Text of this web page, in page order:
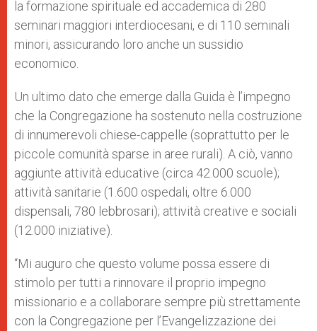
la formazione spirituale ed accademica di 280
seminari maggiori interdiocesani, e di 110 seminali
minori, assicurando loro anche un sussidio
economico.
Un ultimo dato che emerge dalla Guida è l’impegno
che la Congregazione ha sostenuto nella costruzione
di innumerevoli chiese-cappelle (soprattutto per le
piccole comunità sparse in aree rurali). A ciò, vanno
aggiunte attività educative (circa 42.000 scuole);
attività sanitarie (1.600 ospedali, oltre 6.000
dispensali, 780 lebbrosari); attività creative e sociali
(12.000 iniziative).
“Mi auguro che questo volume possa essere di
stimolo per tutti a rinnovare il proprio impegno
missionario e a collaborare sempre più strettamente
con la Congregazione per l’Evangelizzazione dei